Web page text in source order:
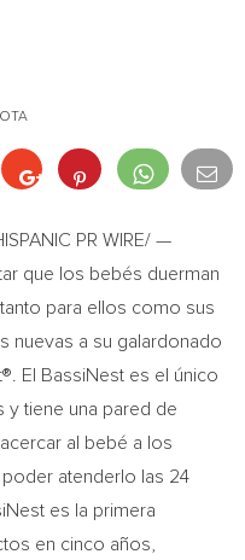
PR WIRE/ —
que los bebés duerman
para ellos como sus
nuevas a su galardonado
El BassiNest es el único
tiene una pared de
al bebé a los
atenderlo las 24
es la primera
en cinco años,